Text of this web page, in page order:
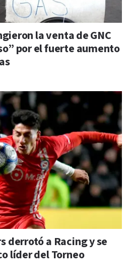
la venta de GNC
por el fuerte aumento
derrotó a Racing y se
líder del Torneo